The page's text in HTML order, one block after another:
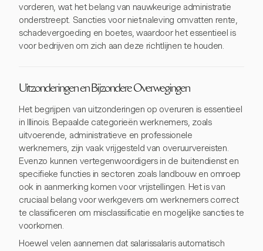
vorderen, wat het belang van nauwkeurige administratie
onderstreept. Sancties voor niet-naleving omvatten rente,
schadevergoeding en boetes, waardoor het essentieel is
voor bedrijven om zich aan deze richtlijnen te houden.
Uitzonderingen en Bijzondere Overwegingen
Het begrijpen van uitzonderingen op overuren is essentieel
in Illinois. Bepaalde categorieën werknemers, zoals
uitvoerende, administratieve en professionele
werknemers, zijn vaak vrijgesteld van overuurvereisten.
Evenzo kunnen vertegenwoordigers in de buitendienst en
specifieke functies in sectoren zoals landbouw en omroep
ook in aanmerking komen voor vrijstellingen. Het is van
cruciaal belang voor werkgevers om werknemers correct
te classificeren om misclassificatie en mogelijke sancties te
voorkomen.
Hoewel velen aannemen dat salarissalaris automatisch